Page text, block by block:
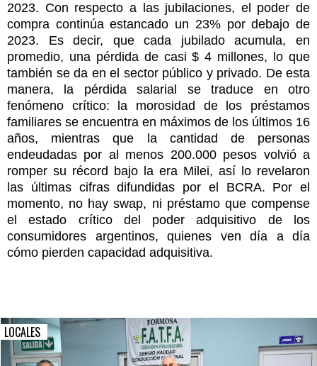
2023. Con respecto a las jubilaciones, el poder de
compra continúa estancado un 23% por debajo de
2023. Es decir, que cada jubilado acumula, en
promedio, una pérdida de casi $ 4 millones, lo que
también se da en el sector público y privado. De esta
manera, la pérdida salarial se traduce en otro
fenómeno crítico: la morosidad de los préstamos
familiares se encuentra en máximos de los últimos 16
años, mientras que la cantidad de personas
endeudadas por al menos 200.000 pesos volvió a
romper su récord bajo la era Milei, así lo revelaron
las últimas cifras difundidas por el BCRA. Por el
momento, no hay swap, ni préstamo que compense
el estado crítico del poder adquisitivo de los
consumidores argentinos, quienes ven día a día
cómo pierden capacidad adquisitiva.
LOCALES